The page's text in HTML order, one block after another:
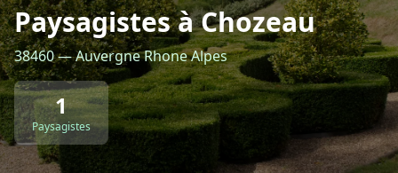
Retour à la liste des métiers
CGU-Confidentialité- Service proposé parViteUnDevis.com-Vous
Paysagistes à Chozeau
38460 — Auvergne Rhone Alpes
1
Paysagistes